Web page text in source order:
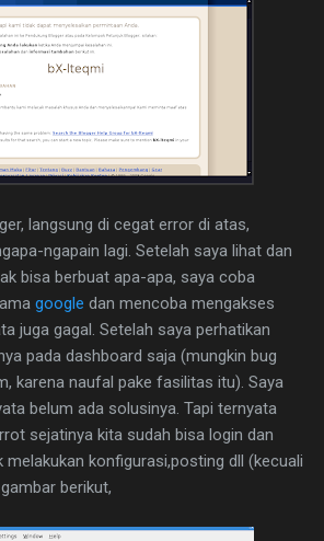
langsung di cegat error di atas,
ngapain lagi. Setelah saya lihat dan
bisa berbuat apa-apa, saya coba
google dan mencoba mengakses
juga gagal. Setelah saya perhatikan
pada dashboard saja (mungkin bug
karena naufal pake fasilitas itu). Saya
belum ada solusinya. Tapi ternyata
sejatinya kita sudah bisa login dan
melakukan konfigurasi,posting dll (kecuali
berikut,